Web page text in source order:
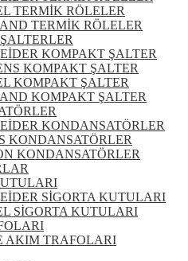
TERMİK RÖLELER
TERMİK RÖLELER
KOMPAKT ŞALTER
KOMPAKT ŞALTER
KOMPAKT ŞALTER
KOMPAKT ŞALTER
KONDANSATÖRLER
KONDANSATÖRLER
KONDANSATÖRLER
SİGORTA KUTULARI
SİGORTA KUTULARI
AKIM TRAFOLARI